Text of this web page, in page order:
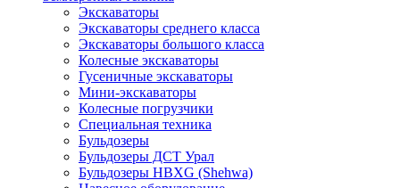
Экскаваторы
Экскаваторы среднего класса
Экскаваторы большого класса
Колесные экскаваторы
Гусеничные экскаваторы
Мини-экскаваторы
Колесные погрузчики
Специальная техника
Бульдозеры
Бульдозеры ДСТ Урал
Бульдозеры HBXG (Shehwa)